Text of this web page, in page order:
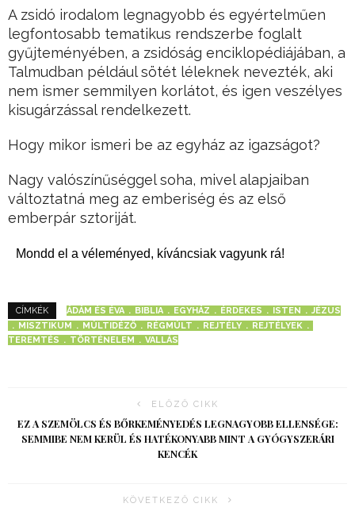
A zsidó irodalom legnagyobb és egyértelműen
legfontosabb tematikus rendszerbe foglalt
gyűjteményében, a zsidóság enciklopédiájában, a
Talmudban például sötét léleknek nevezték, aki
nem ismer semmilyen korlátot, és igen veszélyes
kisugárzással rendelkezett.
Hogy mikor ismeri be az egyház az igazságot?
Nagy valószínűséggel soha, mivel alapjaiban
változtatná meg az emberiség és az első
emberpár sztoriját.
Mondd el a véleményed, kíváncsiak vagyunk rá!
CÍMKÉK ÁDÁM ÉS ÉVA BIBLIA EGYHÁZ ÉRDEKES ISTEN
JÉZUS
MISZTIKUM
MÚLTIDÉZŐ RÉGMÚLT REJTÉLY
REJTÉLYEK
TEREMTÉS
TÖRTÉNELEM VALLÁS
ELŐZŐ CIKK
EZ A SZEMÖLCS ÉS BŐRKEMÉNYEDÉS LEGNAGYOBB ELLENSÉGE:
SEMMIBE NEM KERÜL ÉS HATÉKONYABB MINT A GYÓGYSZERÁRI
KENCÉK
KÖVETKEZŐ CIKK